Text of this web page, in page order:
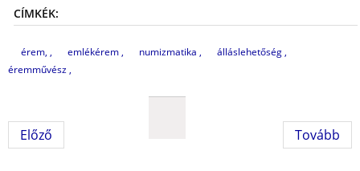
CÍMKÉK:
érem, emlékérem numizmatika
álláslehetőség
éremművész
Előző Tovább